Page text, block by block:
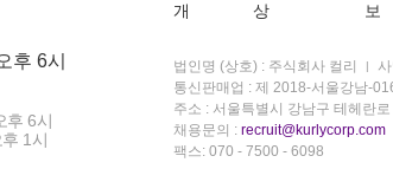
후 6시
후 6시
1시
개
상
보
법인명 (상호) : 주식회사 컬리
통신판매업 : 제 2018-서울강남-
주소 : 서울특별시 강남구 테헤란
채용문의 : recruit@kurlycorp.com
팩스: 070 - 7500 - 6098